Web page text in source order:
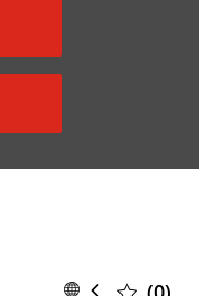
Language
Spanish